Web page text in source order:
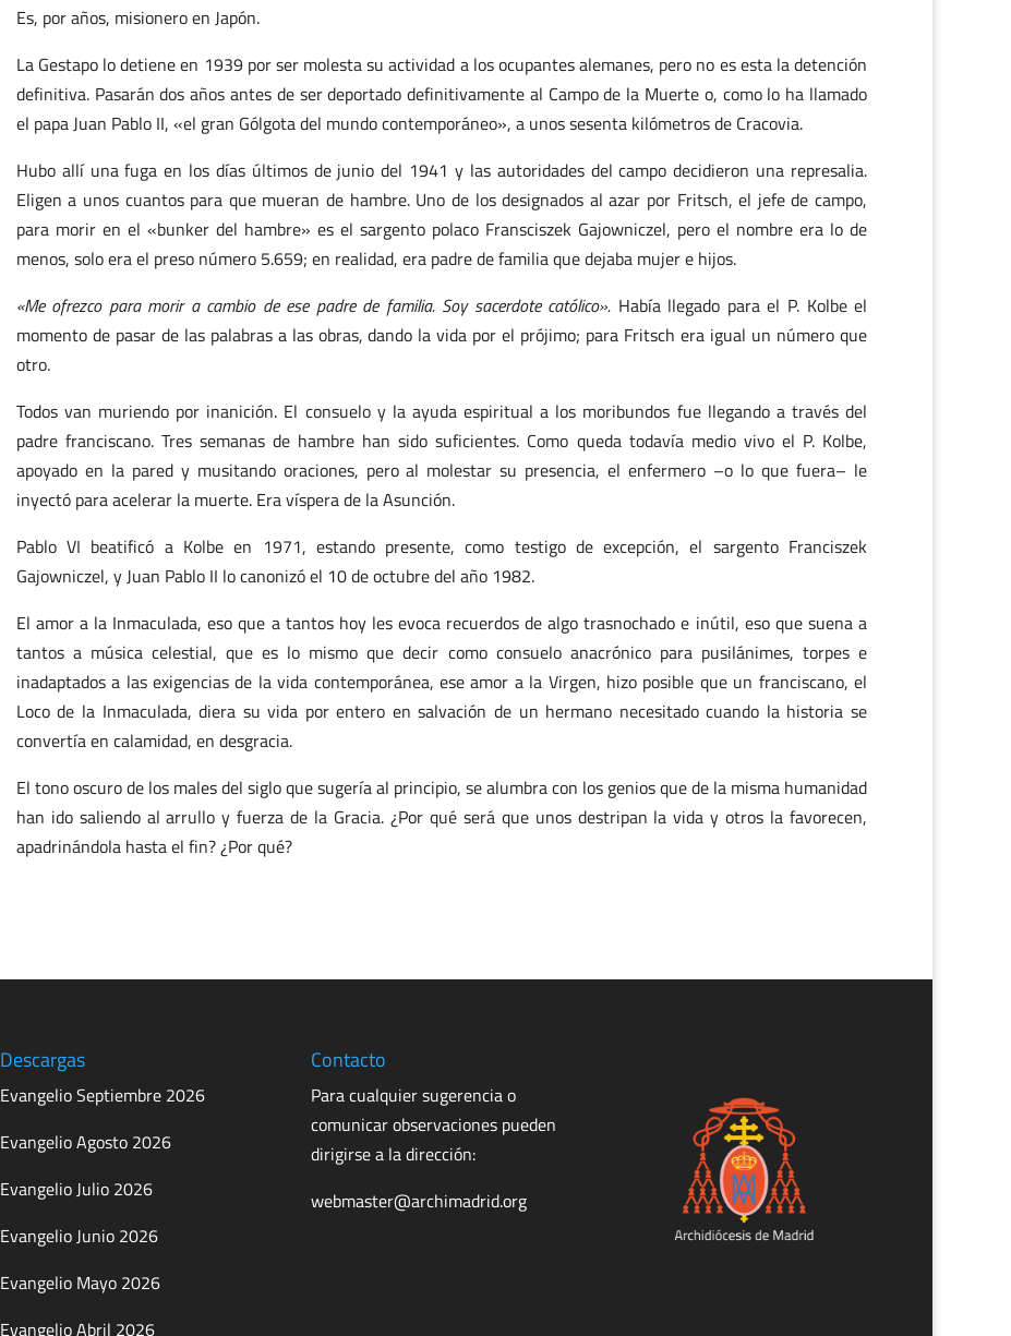
Es, por años, misionero en Japón.
La Gestapo lo detiene en 1939 por ser molesta su actividad a los ocupantes alemanes, pero no es esta la detención
definitiva. Pasarán dos años antes de ser deportado definitivamente al Campo de la Muerte o, como lo ha llamado
el papa Juan Pablo II, «el gran Gólgota del mundo contemporáneo», a unos sesenta kilómetros de Cracovia.
Hubo allí una fuga en los días últimos de junio del 1941 y las autoridades del campo decidieron una represalia.
Eligen a unos cuantos para que mueran de hambre. Uno de los designados al azar por Fritsch, el jefe de campo,
para morir en el «bunker del hambre» es el sargento polaco Fransciszek Gajowniczel, pero el nombre era lo de
menos, solo era el preso número 5.659; en realidad, era padre de familia que dejaba mujer e hijos.
«Me ofrezco para morir a cambio de ese padre de familia. Soy sacerdote católico». Había llegado para el P. Kolbe el
momento de pasar de las palabras a las obras, dando la vida por el prójimo; para Fritsch era igual un número que
otro.
Todos van muriendo por inanición. El consuelo y la ayuda espiritual a los moribundos fue llegando a través del
padre franciscano. Tres semanas de hambre han sido suficientes. Como queda todavía medio vivo el P. Kolbe,
apoyado en la pared y musitando oraciones, pero al molestar su presencia, el enfermero –o lo que fuera– le
inyectó para acelerar la muerte. Era víspera de la Asunción.
Pablo VI beatificó a Kolbe en 1971, estando presente, como testigo de excepción, el sargento Franciszek
Gajowniczel, y Juan Pablo II lo canonizó el 10 de octubre del año 1982.
El amor a la Inmaculada, eso que a tantos hoy les evoca recuerdos de algo trasnochado e inútil, eso que suena a
tantos a música celestial, que es lo mismo que decir como consuelo anacrónico para pusilánimes, torpes e
inadaptados a las exigencias de la vida contemporánea, ese amor a la Virgen, hizo posible que un franciscano, el
Loco de la Inmaculada, diera su vida por entero en salvación de un hermano necesitado cuando la historia se
convertía en calamidad, en desgracia.
El tono oscuro de los males del siglo que sugería al principio, se alumbra con los genios que de la misma humanidad
han ido saliendo al arrullo y fuerza de la Gracia. ¿Por qué será que unos destripan la vida y otros la favorecen,
apadrinándola hasta el fin? ¿Por qué?
Descargas
Evangelio Septiembre 2026
Evangelio Agosto 2026
Evangelio Julio 2026
Evangelio Junio 2026
Evangelio Mayo 2026
Evangelio Abril 2026
Contacto
Para cualquier sugerencia o
comunicar observaciones pueden
dirigirse a la dirección:
webmaster@archimadrid.org